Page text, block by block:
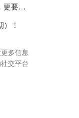
【人工耳蜗技术解读】不止听见，更要听见未来 ---- 智能耳蜗，开启人工耳蜗技术新纪元！
！
多信息
交平台